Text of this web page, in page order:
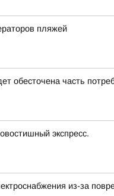
пляжей
обесточена часть
экспресс.
из-за